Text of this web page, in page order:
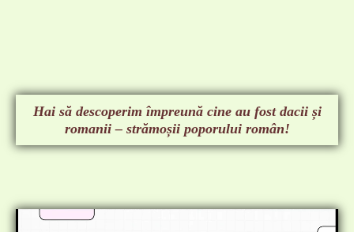
Hai să descoperim împreună cine au fost dacii și
romanii – strămoșii poporului român!